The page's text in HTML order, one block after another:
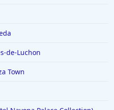
de-Luchon
Town